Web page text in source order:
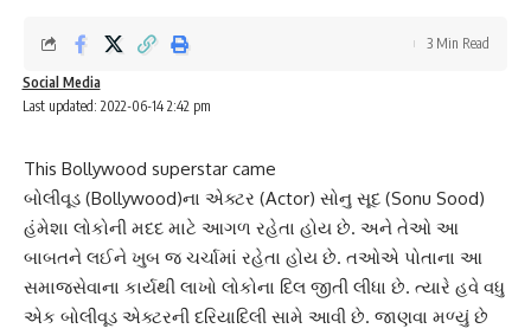
Last updated: 2022-06-14 2:42 pm
Social Media
3 Min Read
This Bollywood superstar came
બોલીવૂડ (Bollywood)ના એક્ટર (Actor) સોનુ સૂદ (Sonu Sood)
હંમેશા લોકોની મદદ માટે આગળ રહેતા હોય છે. અને તેઓ આ
બાબતને લઈને ખુબ જ ચર્ચામાં રહેતા હોય છે. તઓએ પોતાના આ
સમાજસેવાના કાર્યથી લાખો લોકોના દિલ જીતી લીધા છે. ત્યારે હવે વધુ
એક બોલીવૂડ એક્ટરની દરિયાદિલી સામે આવી છે. જાણવા મળ્યું છે